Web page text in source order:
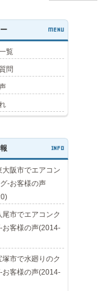
MENU
覧
問
INFO
大阪市でエアコン
-お客様の声
尾市でエアコンク
お客様の声(2014-
塚市で水廻りのク
お客様の声(2014-